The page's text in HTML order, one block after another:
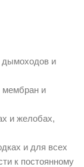
дымоходов и
мембран и
и желобах,
и для всех
к постоянному